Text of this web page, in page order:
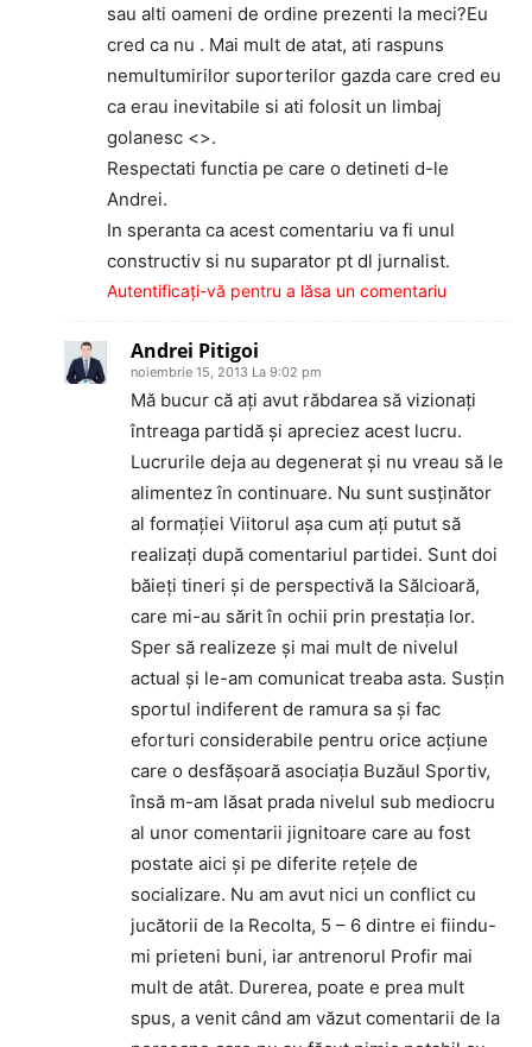
sau alti oameni de ordine prezenti la meci?Eu
cred ca nu . Mai mult de atat, ati raspuns
nemultumirilor suporterilor gazda care cred eu
ca erau inevitabile si ati folosit un limbaj
golanesc <>.
Respectati functia pe care o detineti d-le
Andrei.
In speranta ca acest comentariu va fi unul
constructiv si nu suparator pt dl jurnalist.
Autentificați-vă pentru a lăsa un comentariu
Andrei Pitigoi
noiembrie 15, 2013 La 9:02 pm
Mă bucur că aţi avut răbdarea să vizionaţi
întreaga partidă şi apreciez acest lucru.
Lucrurile deja au degenerat şi nu vreau să le
alimentez în continuare. Nu sunt susţinător
al formaţiei Viitorul aşa cum aţi putut să
realizaţi după comentariul partidei. Sunt doi
băieţi tineri şi de perspectivă la Sălcioară,
care mi-au sărit în ochii prin prestaţia lor.
Sper să realizeze şi mai mult de nivelul
actual şi le-am comunicat treaba asta. Susţin
sportul indiferent de ramura sa şi fac
eforturi considerabile pentru orice acţiune
care o desfăşoară asociaţia Buzăul Sportiv,
însă m-am lăsat prada nivelul sub mediocru
al unor comentarii jignitoare care au fost
postate aici şi pe diferite reţele de
socializare. Nu am avut nici un conflict cu
jucătorii de la Recolta, 5 – 6 dintre ei fiindu-
mi prieteni buni, iar antrenorul Profir mai
mult de atât. Durerea, poate e prea mult
spus, a venit când am văzut comentarii de la